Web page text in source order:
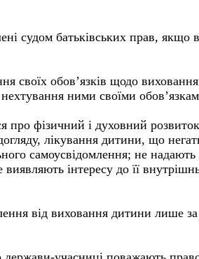
судом батьківських прав, якщо
своїх обов’язків щодо
ними своїми
про фізичний і духовний
лікування дитини, що
самоусвідомлення; не
інтересу до її
від виховання дитини лише